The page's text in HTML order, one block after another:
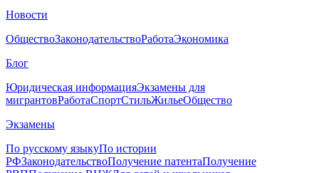
Новости
ОбществоЗаконодательствоРаботаЭкономика
Блог
Юридическая информацияЭкзамены для
мигрантовРаботаСпортСтильЖильеОбщество
Экзамены
По русскому языкуПо истории
РФЗаконодательствоПолучение патентаПолучение